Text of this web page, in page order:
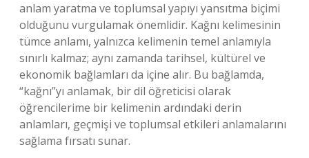
anlam yaratma ve toplumsal yapıyı yansıtma biçimi
olduğunu vurgulamak önemlidir. Kağnı kelimesinin
tümce anlamı, yalnızca kelimenin temel anlamıyla
sınırlı kalmaz; aynı zamanda tarihsel, kültürel ve
ekonomik bağlamları da içine alır. Bu bağlamda,
“kağnı”yı anlamak, bir dil öğreticisi olarak
öğrencilerime bir kelimenin ardındaki derin
anlamları, geçmişi ve toplumsal etkileri anlamalarını
sağlama fırsatı sunar.